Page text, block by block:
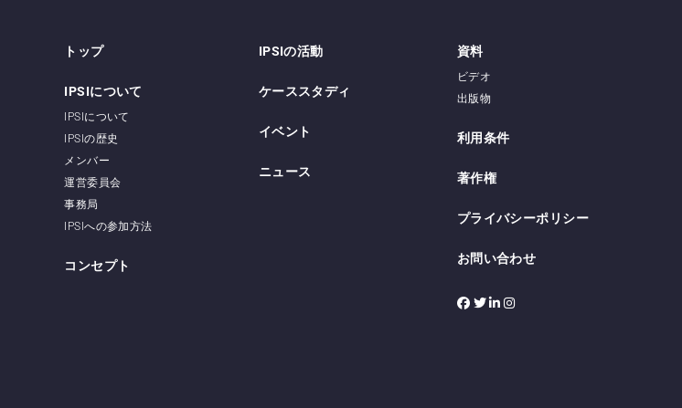
トップ
IPSIについて
IPSIについて
IPSIの歴史
メンバー
運営委員会
事務局
IPSIへの参加方法
コンセプト
IPSIの活動
ケーススタディ
イベント
ニュース
資料
ビデオ
出版物
利用条件
著作権
プライバシーポリシー
お問い合わせ